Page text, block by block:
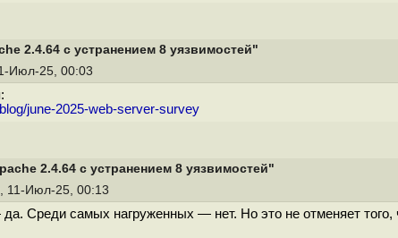
2.4.64 с устранением 8 уязвимостей"
Июл-25, 00:03
june-2025-web-server-survey
2.4.64 с устранением 8 уязвимостей"
11-Июл-25, 00:13
Среди самых нагруженных — нет. Но это не отменяет того,